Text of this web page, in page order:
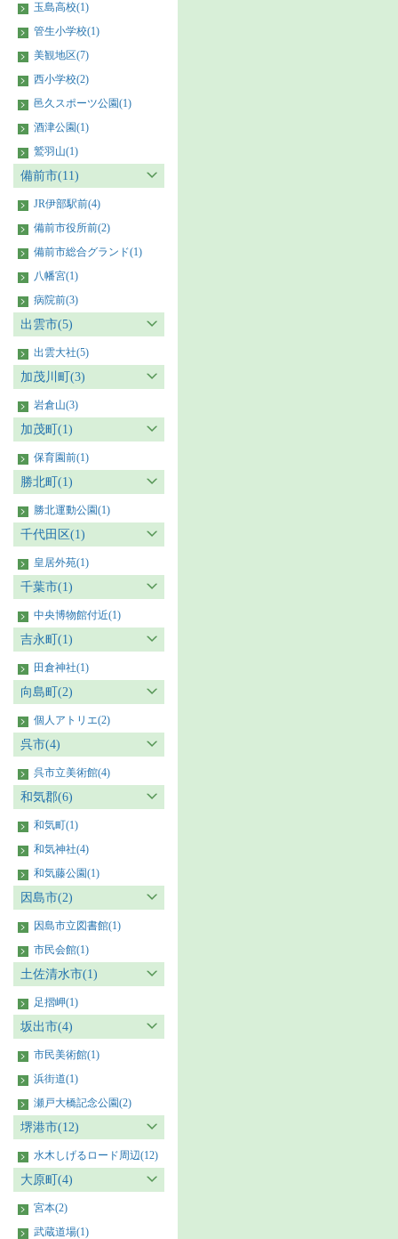
玉島高校(1)
管生小学校(1)
美観地区(7)
西小学校(2)
邑久スポーツ公園(1)
酒津公園(1)
鷲羽山(1)
備前市(11)
JR伊部駅前(4)
備前市役所前(2)
備前市総合グランド(1)
八幡宮(1)
病院前(3)
出雲市(5)
出雲大社(5)
加茂川町(3)
岩倉山(3)
加茂町(1)
保育園前(1)
勝北町(1)
勝北運動公園(1)
千代田区(1)
皇居外苑(1)
千葉市(1)
中央博物館付近(1)
吉永町(1)
田倉神社(1)
向島町(2)
個人アトリエ(2)
呉市(4)
呉市立美術館(4)
和気郡(6)
和気町(1)
和気神社(4)
和気藤公園(1)
因島市(2)
因島市立図書館(1)
市民会館(1)
土佐清水市(1)
足摺岬(1)
坂出市(4)
市民美術館(1)
浜街道(1)
瀬戸大橋記念公園(2)
堺港市(12)
水木しげるロード周辺(12)
大原町(4)
宮本(2)
武蔵道場(1)